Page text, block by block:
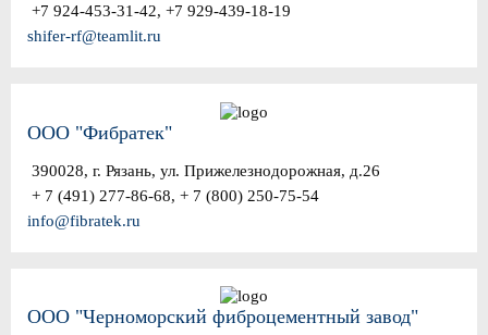
+7 924-453-31-42, +7 929-439-18-19
shifer-rf@teamlit.ru
ООО "Фибратек"
390028, г. Рязань, ул. Прижелезнодорожная, д.26
+ 7 (491) 277-86-68, + 7 (800) 250-75-54
info@fibratek.ru
ООО "Черноморский фиброцементный завод"